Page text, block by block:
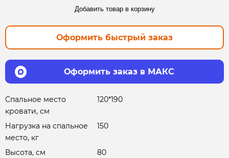
Добавить товар в корзину
Оформить быстрый заказ
Оформить заказ в МАКС
Спальное место
кровати, см
120*190
Нагрузка на спальное
место, кг
150
Высота, см
80